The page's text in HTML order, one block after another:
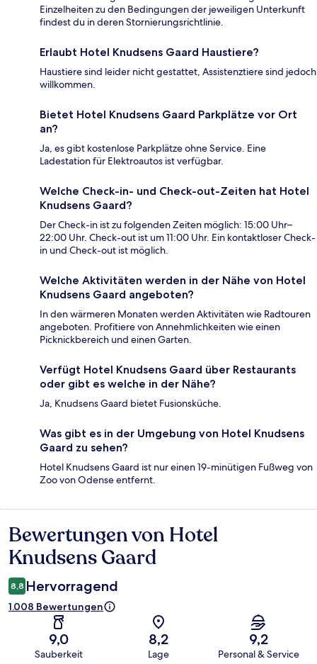
Einzelheiten zu den Bedingungen der jeweiligen Unterkunft
findest du in deren Stornierungsrichtlinie.
Erlaubt Hotel Knudsens Gaard Haustiere?
Haustiere sind leider nicht gestattet, Assistenztiere sind jedoch
willkommen.
Bietet Hotel Knudsens Gaard Parkplätze vor Ort
an?
Ja, es gibt kostenlose Parkplätze ohne Service. Eine
Ladestation für Elektroautos ist verfügbar.
Welche Check-in- und Check-out-Zeiten hat Hotel
Knudsens Gaard?
Der Check-in ist zu folgenden Zeiten möglich: 15:00 Uhr–
22:00 Uhr. Check-out ist um 11:00 Uhr. Ein kontaktloser Check-
in und Check-out ist möglich.
Welche Aktivitäten werden in der Nähe von Hotel
Knudsens Gaard angeboten?
In den wärmeren Monaten werden Aktivitäten wie Radtouren
angeboten. Profitiere von Annehmlichkeiten wie einen
Picknickbereich und einen Garten.
Verfügt Hotel Knudsens Gaard über Restaurants
oder gibt es welche in der Nähe?
Ja, Knudsens Gaard bietet Fusionsküche.
Was gibt es in der Umgebung von Hotel Knudsens
Gaard zu sehen?
Hotel Knudsens Gaard ist nur einen 19-minütigen Fußweg von
Zoo von Odense entfernt.
Bewertungen
Bewertungen von Hotel
Knudsens Gaard
8,8 Hervorragend
1.008 Bewertungen
9,0
Sauberkeit
8,2
Lage
9,2
Personal & Service